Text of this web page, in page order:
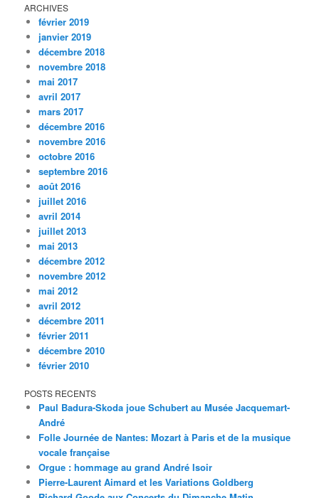
ARCHIVES
février 2019
janvier 2019
décembre 2018
novembre 2018
mai 2017
avril 2017
mars 2017
décembre 2016
novembre 2016
octobre 2016
septembre 2016
août 2016
juillet 2016
avril 2014
juillet 2013
mai 2013
décembre 2012
novembre 2012
mai 2012
avril 2012
décembre 2011
février 2011
décembre 2010
février 2010
POSTS RECENTS
Paul Badura-Skoda joue Schubert au Musée Jacquemart-
André
Folle Journée de Nantes: Mozart à Paris et de la musique
vocale française
Orgue : hommage au grand André Isoir
Pierre-Laurent Aimard et les Variations Goldberg